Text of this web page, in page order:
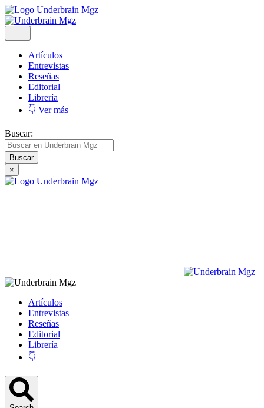
Artículos
Entrevistas
Reseñas
Editorial
Librería
👇 Ver más
Buscar:
×
Artículos
Entrevistas
Reseñas
Editorial
Librería
👇